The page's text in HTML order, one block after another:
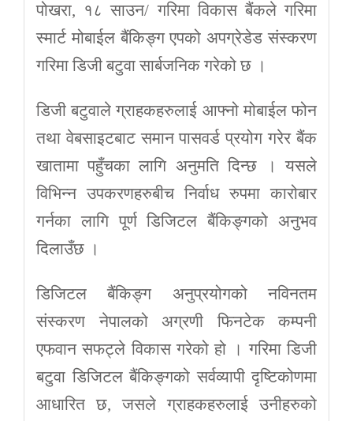
पोखरा, १८ साउन/ गरिमा विकास बैंकले गरिमा
स्मार्ट मोबाईल बैंकिङ्ग एपको अपग्रेडेड संस्करण
गरिमा डिजी बटुवा सार्बजनिक गरेको छ ।
डिजी बटुवाले ग्राहकहरुलाई आफ्नो मोबाईल फोन
तथा वेबसाइटबाट समान पासवर्ड प्रयोग गरेर बैंक
खातामा पहुँचका लागि अनुमति दिन्छ । यसले
विभिन्न उपकरणहरुबीच निर्वाध रुपमा कारोबार
गर्नका लागि पूर्ण डिजिटल बैंकिङ्गको अनुभव
दिलाउँछ ।
डिजिटल बैंकिङ्ग अनुप्रयोगको नविनतम
संस्करण नेपालको अग्रणी फिनटेक कम्पनी
एफवान सफट्ले विकास गरेको हो । गरिमा डिजी
बटुवा डिजिटल बैंकिङ्गको सर्वव्यापी दृष्टिकोणमा
आधारित छ, जसले ग्राहकहरुलाई उनीहरुको